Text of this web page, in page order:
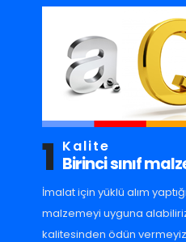
1 Kalite
Birinci sınıf
İmalat için yüklü alım
malzemeyi uyguna
kalitesinden ödün